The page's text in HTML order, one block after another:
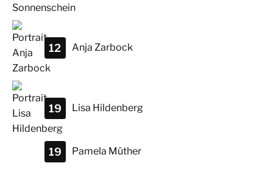
AnjaZarbock
12
Lisa Hildenberg
19
Pamela Müther
19